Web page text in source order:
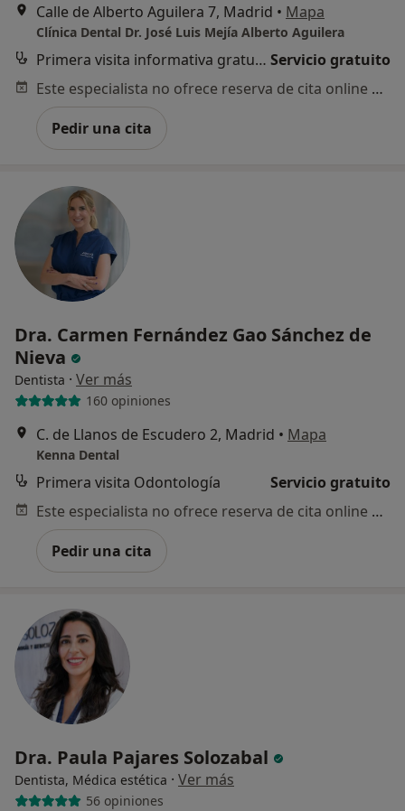
Calle de Alberto Aguilera 7, Madrid • Mapa
Clínica Dental Dr. José Luis Mejía Alberto Aguilera
Primera visita informativa gratuita Servicio gratuito
Este especialista no ofrece reserva de cita online en esta dirección.
Pedir una cita
Dra. Carmen Fernández Gao Sánchez de
Nieva
Dentista · Ver más
160 opiniones
C. de Llanos de Escudero 2, Madrid • Mapa
Kenna Dental
Primera visita Odontología
Servicio gratuito
Este especialista no ofrece reserva de cita online en esta dirección.
Pedir una cita
Dra. Paula Pajares Solozabal
Dentista, Médica estética · Ver más
56 opiniones